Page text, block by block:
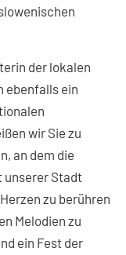
der lokalen
ebenfalls ein
wir Sie zu
an dem die
unserer Stadt
zu berühren
Melodien zu
ein Fest der